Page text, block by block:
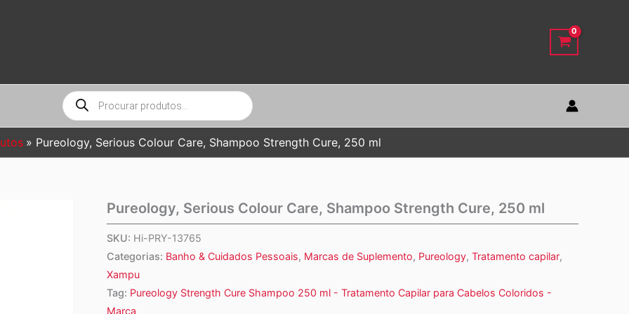
Pesquisar
produtos
Pureology, Serious Colour Care, Shampoo Strength Cure, 250 ml
Pureology, Serious Colour Care, Shampoo Strength Cure, 250 ml
SKU: Hi-PRY-13765
Categorias: Banho & Cuidados Pessoais, Marcas de Suplemento, Pureology, Tratamento capilar,
Xampu
Tag: Pureology Strength Cure Shampoo 250 ml - Tratamento Capilar para Cabelos Coloridos -
Marca